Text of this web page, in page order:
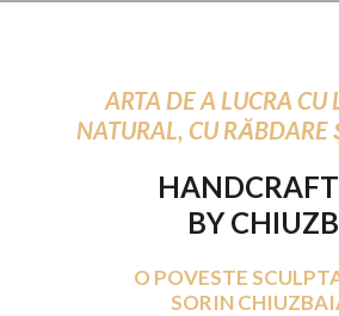
ARTA DE A LUCRA CU
NATURAL, CU RĂBDARE
BY
O POVESTE
SORIN